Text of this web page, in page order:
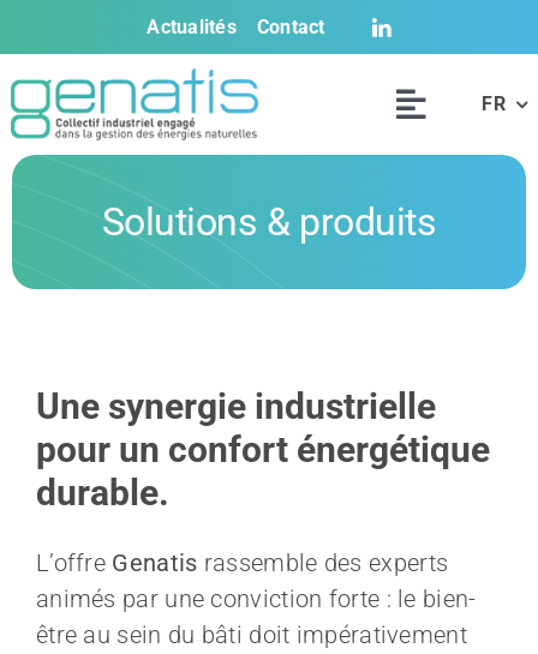
au
contenu
Actualités Contact
à
bascule
Documentation
Demander une
FR
Solutions & produits
Une synergie industrielle
pour un confort énergétique
durable.
L’offre Genatis rassemble des experts
animés par une conviction forte : le bien-
être au sein du bâti doit impérativement